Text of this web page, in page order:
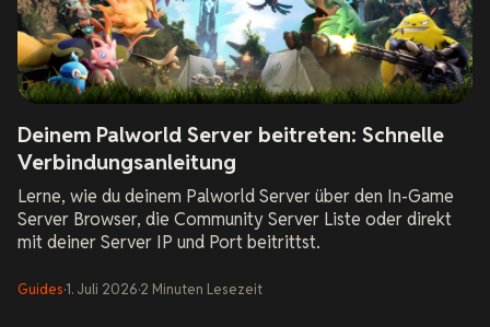
Deinem Palworld Server beitreten: Schnelle
Verbindungsanleitung
Lerne, wie du deinem Palworld Server über den In-Game
Server Browser, die Community Server Liste oder direkt
mit deiner Server IP und Port beitrittst.
Guides·1. Juli 2026·2 Minuten Lesezeit